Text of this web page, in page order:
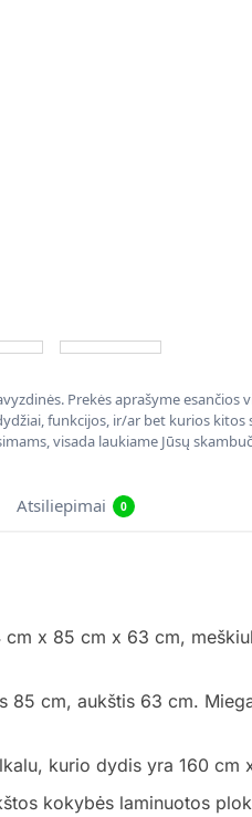
Prekės aprašyme
funkcijos, ir/ar bet kurios
visada laukiame Jūsų
Atsiliepimai 0
x 85 cm x 63 cm,
85 cm, aukštis 63 cm.
kurio dydis yra 160
kokybės laminuotos